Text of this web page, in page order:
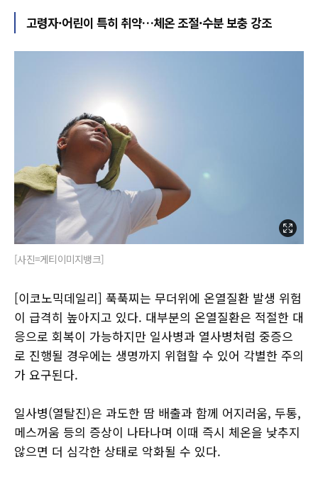
고령자·어린이 특히 취약…체온 조절·수분 보충 강조
[사진=게티이미지뱅크]
[이코노믹데일리] 푹푹찌는 무더위에 온열질환 발생 위험
이 급격히 높아지고 있다. 대부분의 온열질환은 적절한 대
응으로 회복이 가능하지만 일사병과 열사병처럼 중증으
로 진행될 경우에는 생명까지 위협할 수 있어 각별한 주의
가 요구된다.
일사병(열탈진)은 과도한 땀 배출과 함께 어지러움, 두통,
메스꺼움 등의 증상이 나타나며 이때 즉시 체온을 낮추지
않으면 더 심각한 상태로 악화될 수 있다.